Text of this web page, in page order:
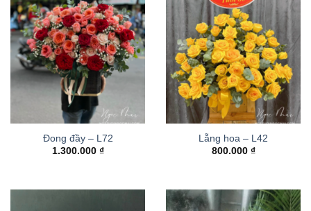
Đong đầy – L72
1.300.000 ₫
Lẵng hoa – L42
800.000 ₫